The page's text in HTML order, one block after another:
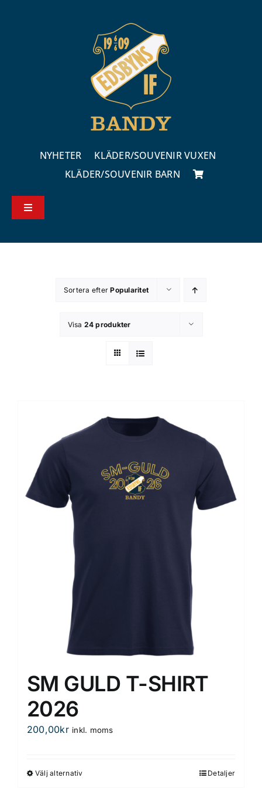
NYHETER
KLÄDER/SOUVENIR VUXEN
KLÄDER/SOUVENIR BARN
Toggle
Sortera efterPopularitet
Visa 24 produkter
SM GULD T-SHIRT
2026
200,00kr inkl. moms
Välj alternativDen
Detaljer